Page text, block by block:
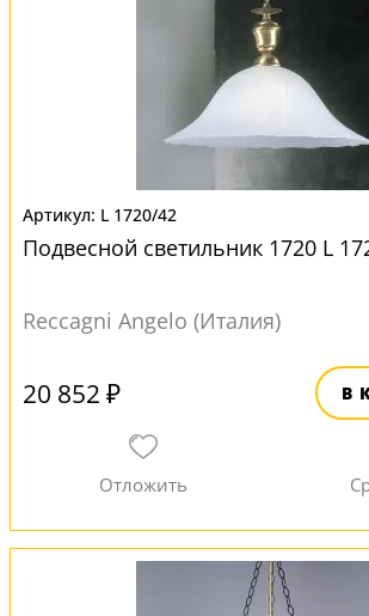
L 1720/42
Подвесной светильник 1720 L
Reccagni Angelo (Италия)
20 852 ₽ В